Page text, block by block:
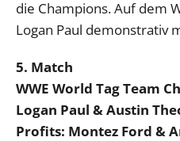
die Champions. Auf dem
Logan Paul demonstrativ
5. Match
WWE World Tag Team
Logan Paul & Austin
Profits: Montez Ford &